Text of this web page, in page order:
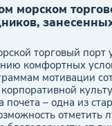
морском
торговый порт
комфортных
мотивации
почета – одна из
отметить